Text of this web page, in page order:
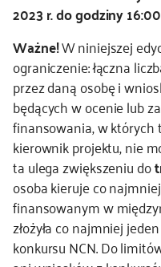
2023 r. do godziny
Ważne!W niniejszej
ograniczenie: łączna
przez daną osobę i
będących w ocenie lub
finansowania, w których
kierownik projektu, nie
ta ulega zwiększeniu do
osoba kieruje co
finansowanym w
złożyła co najmniej
konkursu NCN. Do